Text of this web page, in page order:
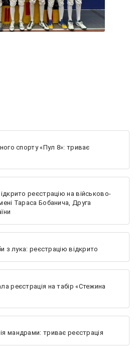
спорту «Пул 8»: триває
реєстрацію на військово-
Тараса Бобанича, Друга
з лука: реєстрацію відкрито
реєстрація на табір «Стежина
мандрами: триває реєстрація